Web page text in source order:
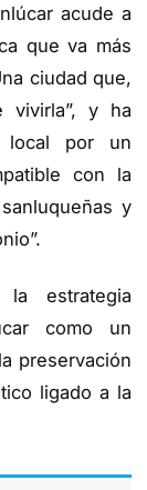
acude a
que va más
ciudad que,
vivirla”, y ha
local por un
con la
y
estrategia
como un
preservación
ligado a la